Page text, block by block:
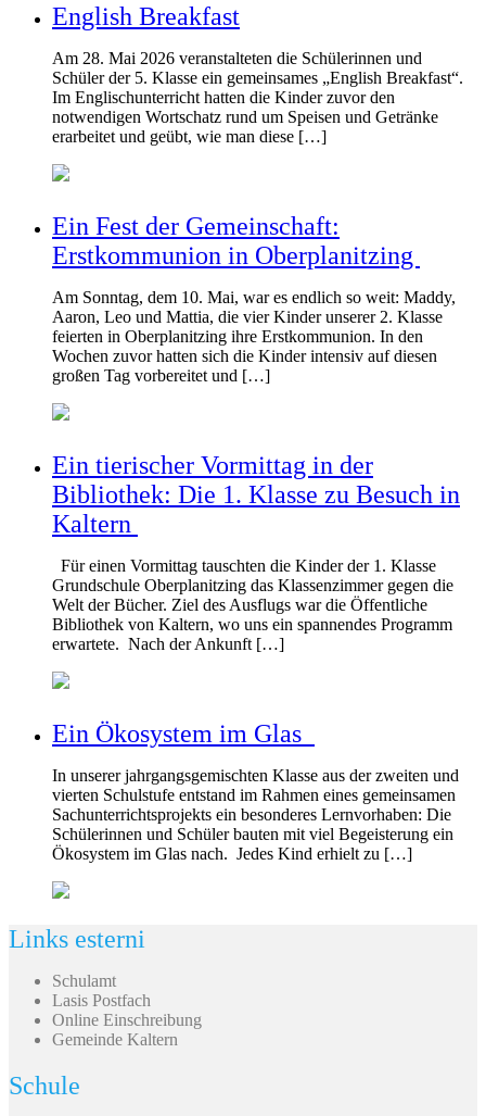
English Breakfast
Am 28. Mai 2026 veranstalteten die Schülerinnen und
Schüler der 5. Klasse ein gemeinsames „English Breakfast“.
Im Englischunterricht hatten die Kinder zuvor den
notwendigen Wortschatz rund um Speisen und Getränke
erarbeitet und geübt, wie man diese […]
Ein Fest der Gemeinschaft:
Erstkommunion in Oberplanitzing
Am Sonntag, dem 10. Mai, war es endlich so weit: Maddy,
Aaron, Leo und Mattia, die vier Kinder unserer 2. Klasse
feierten in Oberplanitzing ihre Erstkommunion. In den
Wochen zuvor hatten sich die Kinder intensiv auf diesen
großen Tag vorbereitet und […]
Ein tierischer Vormittag in der
Bibliothek: Die 1. Klasse zu Besuch in
Kaltern
Für einen Vormittag tauschten die Kinder der 1. Klasse
Grundschule Oberplanitzing das Klassenzimmer gegen die
Welt der Bücher. Ziel des Ausflugs war die Öffentliche
Bibliothek von Kaltern, wo uns ein spannendes Programm
erwartete. Nach der Ankunft […]
Ein Ökosystem im Glas
In unserer jahrgangsgemischten Klasse aus der zweiten und
vierten Schulstufe entstand im Rahmen eines gemeinsamen
Sachunterrichtsprojekts ein besonderes Lernvorhaben: Die
Schülerinnen und Schüler bauten mit viel Begeisterung ein
Ökosystem im Glas nach. Jedes Kind erhielt zu […]
Links esterni
Schulamt
Lasis Postfach
Online Einschreibung
Gemeinde Kaltern
Schule